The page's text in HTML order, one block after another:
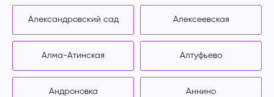
Александровский сад Алексеевская
Алма-Атинская Алтуфьево
Андроновка Аннино